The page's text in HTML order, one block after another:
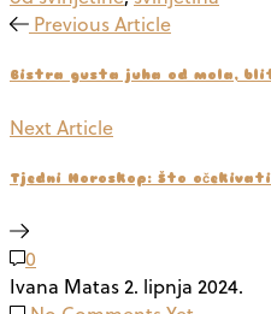
Previous Article
Bistra gusta juha od mola,
Next Article
Tjedni Horoskop: Što
0
Ivana Matas2. lipnja 2024.